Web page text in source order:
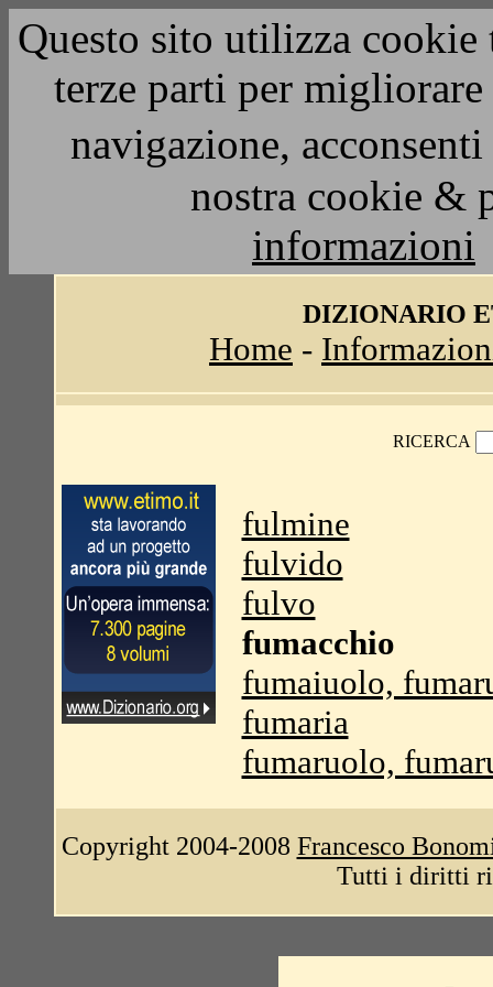
Questo sito utilizza
terze parti per
navigazione,
nostra cookie &
informazioni
DIZIONARIO
Home -
RICERCA
fulmine
fulvido
fulvo
fumacchio
fumaiuolo,
fumaria
fumaruolo,
Copyright 2004-2008 Francesco
Tutti i diritti